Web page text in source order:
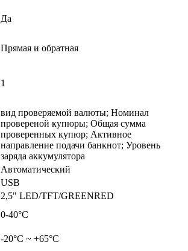
Да
Прямая и обратная
1
вид проверяемой валюты; Номинал
провереной купюры; Общая сумма
проверенных купюр; Активное
направление подачи банкнот; Уровень
заряда аккумулятора
Автоматический
USB
2,5" LED/TFT/GREENRED
0-40°С
-20°С ~ +65°С